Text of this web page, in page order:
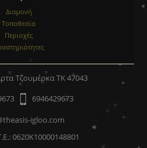
Τζουμέρκα ΤΚ 47043
6946429673
igloo.com
0620Κ10000148801